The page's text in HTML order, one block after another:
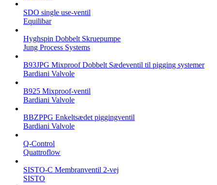
SDO single use-ventil
Equilibar
Hyghspin Dobbelt Skruepumpe
Jung Process Systems
B93JPG Mixproof Dobbelt Sædeventil til pigging systemer
Bardiani Valvole
B925 Mixproof-ventil
Bardiani Valvole
BBZPPG Enkeltsædet piggingventil
Bardiani Valvole
Q-Control
Quattroflow
SISTO-C Membranventil 2-vej
SISTO